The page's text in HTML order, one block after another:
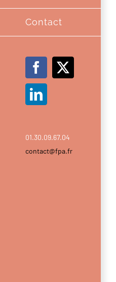
Contact
Facebook
X
LinkedIn
01.30.09.67.04
contact@fpa.fr